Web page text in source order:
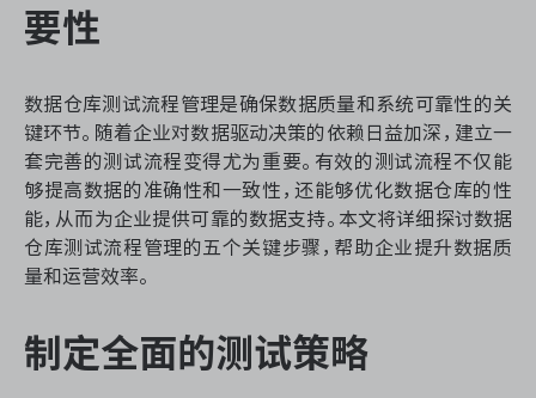
服务台和工单管理
ASPICE 研发管理
要性
数据仓库测试流程管理是确保数据质量和系统可靠性的关
键环节。随着企业对数据驱动决策的依赖日益加深，建立一
套完善的测试流程变得尤为重要。有效的测试流程不仅能
够提高数据的准确性和一致性，还能够优化数据仓库的性
能，从而为企业提供可靠的数据支持。本文将详细探讨数据
仓库测试流程管理的五个关键步骤，帮助企业提升数据质
量和运营效率。
制定全面的测试策略